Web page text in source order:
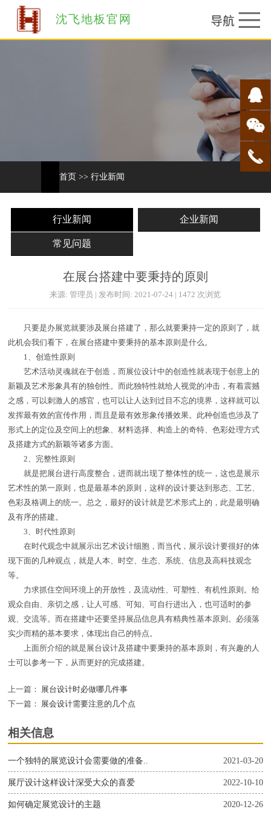
沈飞地板官网
首页 >> 行业新闻
行业新闻 企业新闻
常见问题
在展台搭建中要秉持的原则
来源: 管理员 | 发布时间: 2021-07-24 | 1472 次浏览
只要是办展览就要涉及展台搭建了，那么就要秉持一定的原则了，就
此机会我们看下，在展台搭建中要秉持的基本原则是什么。
1、创造性原则
艺术活动灵魂就在于创造，而展位设计中的创造性就表现于创意上的
新颖及艺术形象具有的独创性。而此独特性就给人视觉的冲击，有着震撼
之感，可以刺激人的感官，也可以让人达到过目不忘的境界，这样就可以
发挥最有效的宣传作用，而且是最有效形象传播效果。此种创造也涉及了
形式上的定位及空间上的想象、材料选择、构造上的奇特、色彩处理方式
及搭建方式的新颖等诸多方面。
2、完整性原则
就是把展台进行高度整合，进而就出现了整体性的统一，这也是展示
艺术性的第一原则，也是最基本的原则，这样的设计要达到形态、工艺、
色彩及格调上的统一。总之，最好的设计就是艺术形式上的，此是最明确
及有序的搭建。
3、时代性原则
在时代观念中就展示出艺术设计细胞，而当代，展示设计要很好的体
现下面的几种观点，就是人本、时空、生态、系统、信息及高科技观念
等。
力求抓住空间环境上的开放性，及流动性、可塑性、有机性原则。给
观众自由、亲切之感，让人可感、可知、可自行进出入，也可适时的参
观、交流等。而在搭建中还要坚持展品信息具有精典性基本原则。必须落
实少而精的基本要求，体现出自己的特点。
上面所介绍的就是展台设计及搭建中要秉持的基本原则，有兴趣的人
士可以参考一下，从而更好的完成搭建。
上一篇：
展台设计时必做哪几件事
下一篇：
展会设计需要注意的几个点
相关信息
2021-03-20
一个独特的展览设计会需要做的准备..
2022-10-10
展厅设计这样设计深受大众的喜爱
2020-12-26
如何确定展览设计的主题